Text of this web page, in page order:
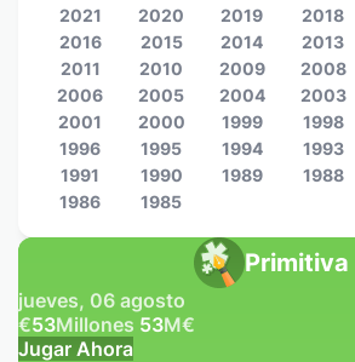
Primitiva
jueves, 06 agosto
€53Millones 53M€
Jugar Ahora
2021
2020 2019 2018
2016
2015 2014 2013
2011
2010 2009 2008
2006
2005 2004 2003
2001
2000 1999 1998
1996
1995 1994 1993
1991
1990 1989 1988
1986
1985